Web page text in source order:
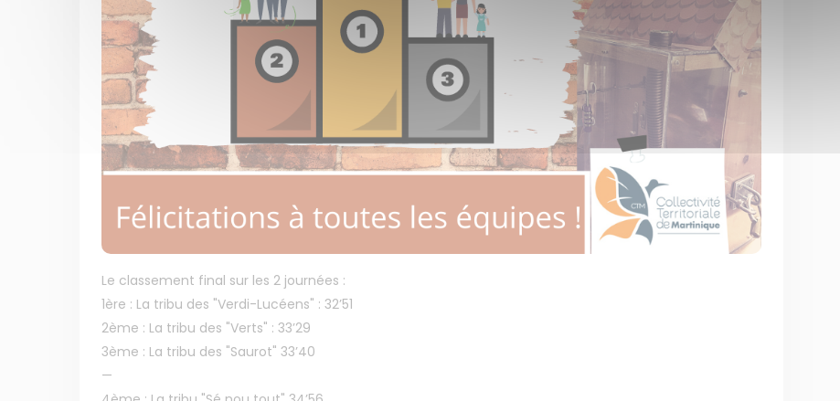
Le classement final sur les 2 journées :
1ère : La tribu des "Verdi-Lucéens" : 32’51
2ème : La tribu des "Verts" : 33’29
3ème : La tribu des "Saurot" 33’40
—